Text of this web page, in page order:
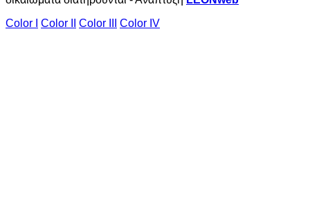
Color I
Color II Color III Color IV